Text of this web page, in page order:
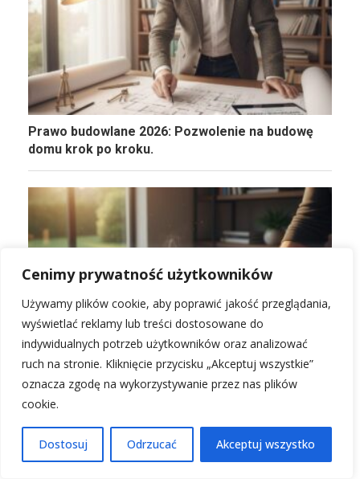
Cenimy prywatność użytkowników
Używamy plików cookie, aby poprawić jakość przeglądania,
wyświetlać reklamy lub treści dostosowane do
indywidualnych potrzeb użytkowników oraz analizować
ruch na stronie. Kliknięcie przycisku „Akceptuj wszystkie”
oznacza zgodę na wykorzystywanie przez nas plików
cookie.
Dostosuj Odrzucać Akceptuj wszystko
Prawo budowlane 2026: Pozwolenie na budowę
domu krok po kroku.
Umowa kredytowa na budowę domu: na co
zwrócić uwagę w 2026?